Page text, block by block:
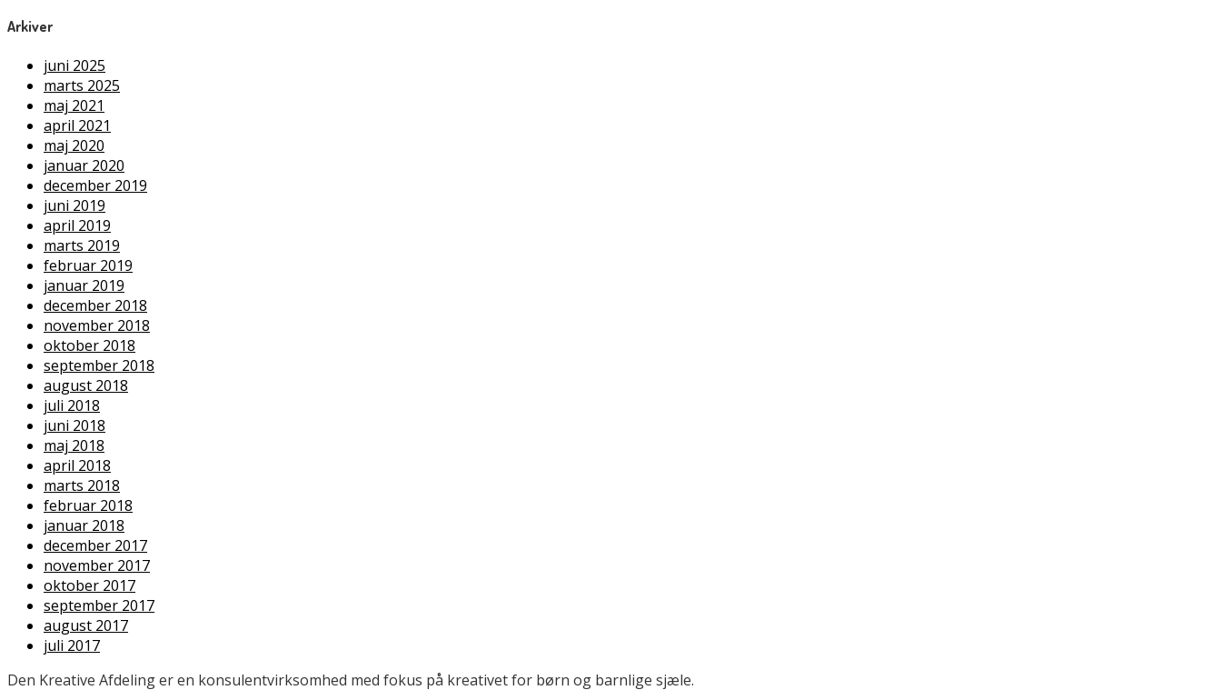
Arkiver
juni 2025
marts 2025
maj 2021
april 2021
maj 2020
januar 2020
december 2019
juni 2019
april 2019
marts 2019
februar 2019
januar 2019
december 2018
november 2018
oktober 2018
september 2018
august 2018
juli 2018
juni 2018
maj 2018
april 2018
marts 2018
februar 2018
januar 2018
december 2017
november 2017
oktober 2017
september 2017
august 2017
juli 2017
Den Kreative Afdeling er en konsulentvirksomhed med fokus på kreativet for børn og barnlige sjæle.